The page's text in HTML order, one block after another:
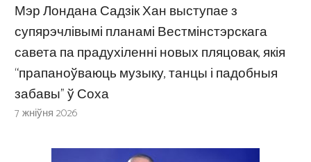
Мэр Лондана Садзік Хан выступае з
супярэчлівымі планамі Вестмінстэрскага
савета па прадухіленні новых пляцовак, якія
“прапаноўваюць музыку, танцы і падобныя
забавы” ў Соха
7 жніўня 2026